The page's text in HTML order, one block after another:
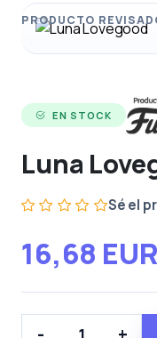
EN STOCK
Luna
Sé el
16,68 EUR